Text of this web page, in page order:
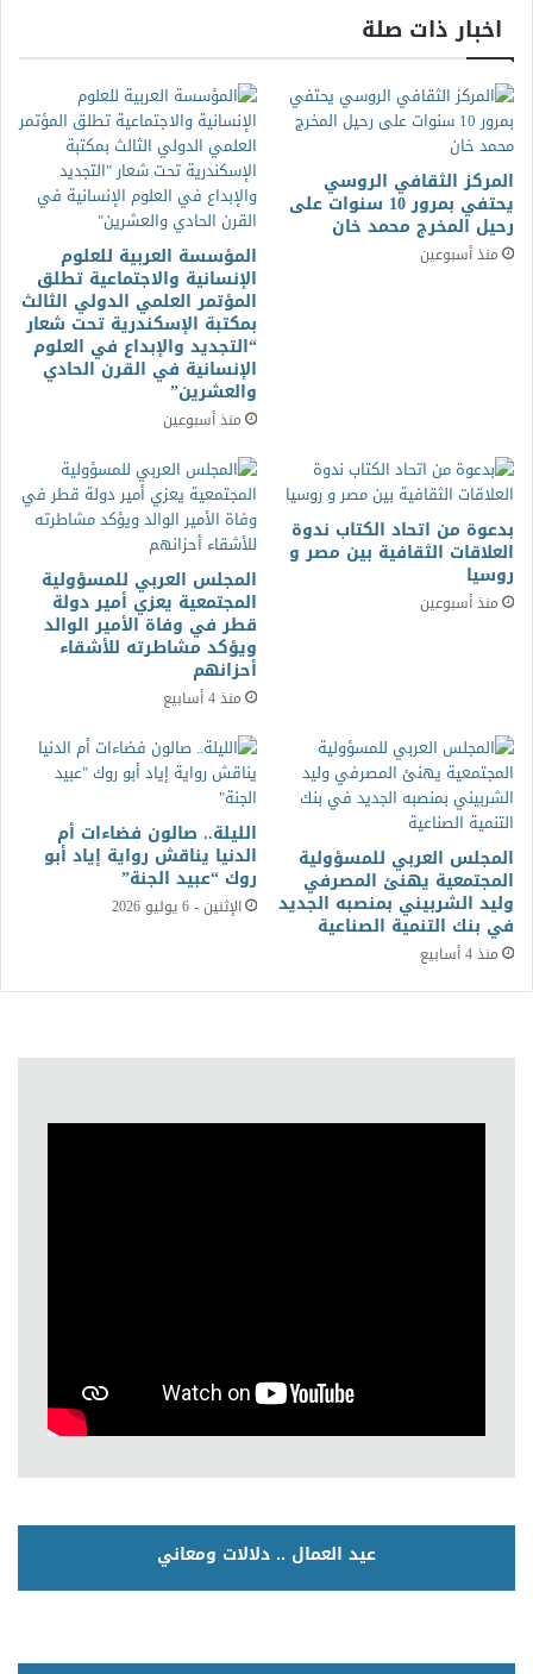
اخبار ذات صلة
المركز الثقافي الروسي
يحتفي بمرور 10 سنوات على
رحيل المخرج محمد خان
منذ أسبوعين المؤسسة العربية للعلوم
الإنسانية والاجتماعية تطلق
المؤتمر العلمي الدولي الثالث
بمكتبة الإسكندرية تحت شعار
“التجديد والإبداع في العلوم
الإنسانية في القرن الحادي
والعشرين”
منذ أسبوعين
بدعوة من اتحاد الكتاب ندوة
العلاقات الثقافية بين مصر و
روسيا
منذ أسبوعين
المجلس العربي للمسؤولية
المجتمعية يعزي أمير دولة
قطر في وفاة الأمير الوالد
ويؤكد مشاطرته للأشقاء
أحزانهم
منذ 4 أسابيع
المجلس العربي للمسؤولية
المجتمعية يهنئ المصرفي
وليد الشربيني بمنصبه الجديد
في بنك التنمية الصناعية
منذ 4 أسابيع
الليلة.. صالون فضاءات أم
الدنيا يناقش رواية إياد أبو
روك “عبيد الجنة”
الإثنين - 6 يوليو 2026
عيد العمال .. دلالات ومعاني